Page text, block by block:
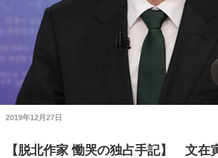
2019年12月27日
【脱北作家 慟哭の独占手記】 文在